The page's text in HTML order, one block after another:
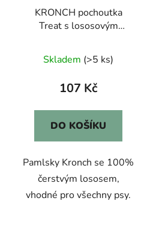
KRONCH pochoutka
Treat s lososovým
Skladem (>5 ks)
107 Kč
DO KOŠÍKU
Pamlsky Kronch se 100%
čerstvým lososem,
vhodné pro všechny psy.